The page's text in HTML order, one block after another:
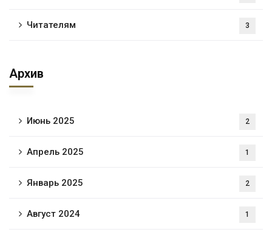
Читателям 3
Архив
Июнь 2025 2
Апрель 2025 1
Январь 2025 2
Август 2024 1